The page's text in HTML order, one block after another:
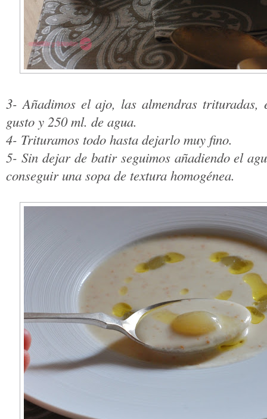
3- Añadimos el ajo, las almendras
gusto y 250 ml. de agua.
4- Trituramos todo hasta dejarlo muy fino.
5- Sin dejar de batir seguimos añadiendo el
conseguir una sopa de textura homogénea.